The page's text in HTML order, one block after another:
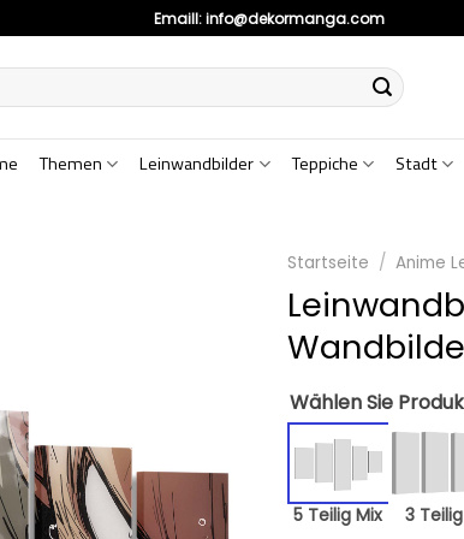
Emaill:info@dekormanga.com
Themen Leinwandbilder Teppiche Stadt
Startseite / Anime
Wählen Sie
5 Teilig Mix 3 Teilig